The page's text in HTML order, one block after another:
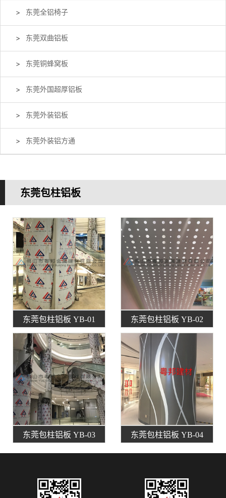
东莞全铝椅子
东莞双曲铝板
东莞铜蜂窝板
东莞外国超厚铝板
东莞外装铝板
东莞外装铝方通
东莞包柱铝板
您的当前位置：首 页>>产品中心>>东莞包柱铝板
东莞包柱铝板 YB-01 东莞包柱铝板 YB-02
东莞包柱铝板 YB-03 东莞包柱铝板 YB-04